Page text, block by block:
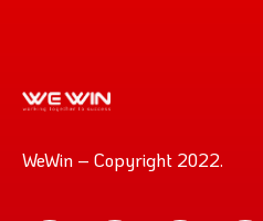
WeWin – Copyright 2022.